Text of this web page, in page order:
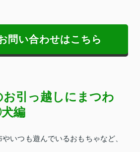
問い合わせはこちら
引っ越しにまつわ
編
いつも遊んでいるおもちゃなど、